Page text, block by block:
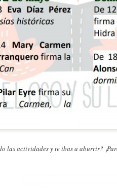
las actividades y te ibas a aburrir?